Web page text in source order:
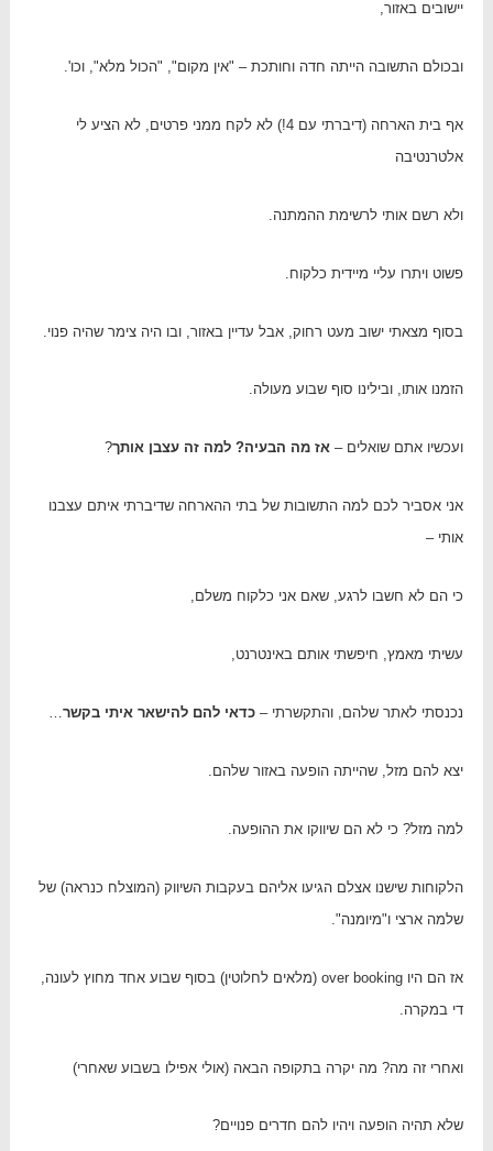
יישובים באזור,
ובכולם התשובה הייתה חדה וחותכת – "אין מקום", "הכול מלא", וכו'.
אף בית הארחה (דיברתי עם 4!) לא לקח ממני פרטים, לא הציע לי
אלטרנטיבה
ולא רשם אותי לרשימת ההמתנה.
פשוט ויתרו עליי מיידית כלקוח.
בסוף מצאתי ישוב מעט רחוק, אבל עדיין באזור, ובו היה צימר שהיה פנוי.
הזמנו אותו, ובילינו סוף שבוע מעולה.
ועכשיו אתם שואלים –אז מה הבעיה? למה זה עצבן אותך?
אני אסביר לכם למה התשובות של בתי ההארחה שדיברתי איתם עצבנו
אותי –
כי הם לא חשבו לרגע, שאם אני כלקוח משלם,
עשיתי מאמץ, חיפשתי אותם באינטרנט,
נכנסתי לאתר שלהם, והתקשרתי –כדאי להם להישאר איתי בקשר…
יצא להם מזל, שהייתה הופעה באזור שלהם.
למה מזל? כי לא הם שיווקו את ההופעה.
הלקוחות שישנו אצלם הגיעו אליהם בעקבות השיווק (המוצלח כנראה) של
שלמה ארצי ו"מיומנה".
אז הם היו over booking (מלאים לחלוטין) בסוף שבוע אחד מחוץ לעונה,
די במקרה.
ואחרי זה מה? מה יקרה בתקופה הבאה (אולי אפילו בשבוע שאחרי)
שלא תהיה הופעה ויהיו להם חדרים פנויים?